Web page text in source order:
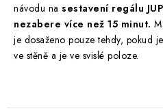
návodu na sestavení regálu
nezabere více než 15 minut.
je dosaženo pouze tehdy, pokud je
ve stěně a je ve svislé poloze.